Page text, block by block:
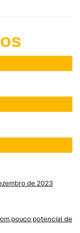
de 2023
pouco potencial de